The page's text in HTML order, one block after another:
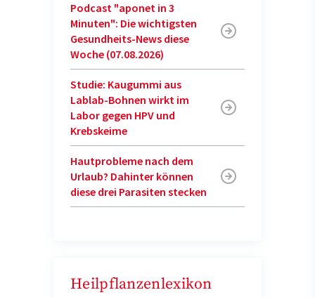
Podcast "aponet in 3
Minuten": Die wichtigsten
Gesundheits-News diese
Woche (07.08.2026)
Studie: Kaugummi aus
Lablab-Bohnen wirkt im
Labor gegen HPV und
Krebskeime
Hautprobleme nach dem
Urlaub? Dahinter können
diese drei Parasiten stecken
Heilpflanzenlexikon